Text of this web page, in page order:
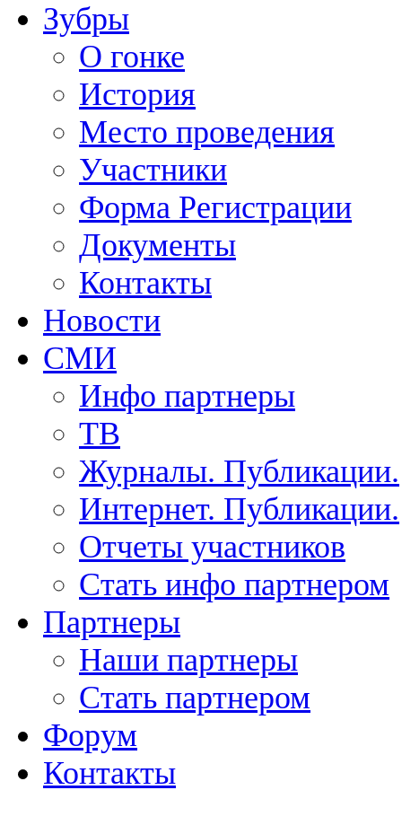
Зубры
О гонке
История
Место проведения
Участники
Форма Регистрации
Документы
Контакты
Новости
СМИ
Инфо партнеры
ТВ
Журналы. Публикации.
Интернет. Публикации.
Отчеты участников
Стать инфо партнером
Партнеры
Наши партнеры
Стать партнером
Форум
Контакты